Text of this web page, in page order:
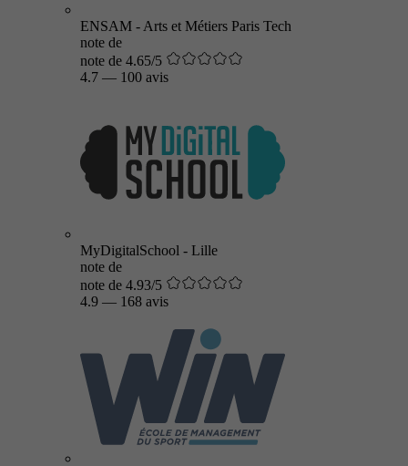
ENSAM - Arts et Métiers Paris Tech
note de
note de 4.65/5
4.7 — 100 avis
MyDigitalSchool - Lille
note de
note de 4.93/5
4.9 — 168 avis